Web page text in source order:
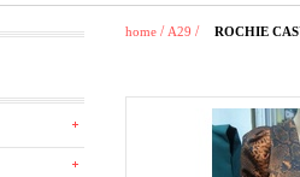
home / A29 / ROCHIE